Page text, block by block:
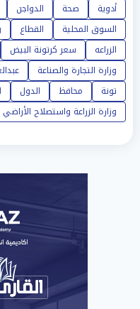
أدوية
صحة الدواجن
السوق المحلية
القطاع
الزراعه
سعر كرتونة البيض
وزارة التجارة والصناعة
تونة
محافظ الدول
وزارة الزراعة واستصلاح الأراضي